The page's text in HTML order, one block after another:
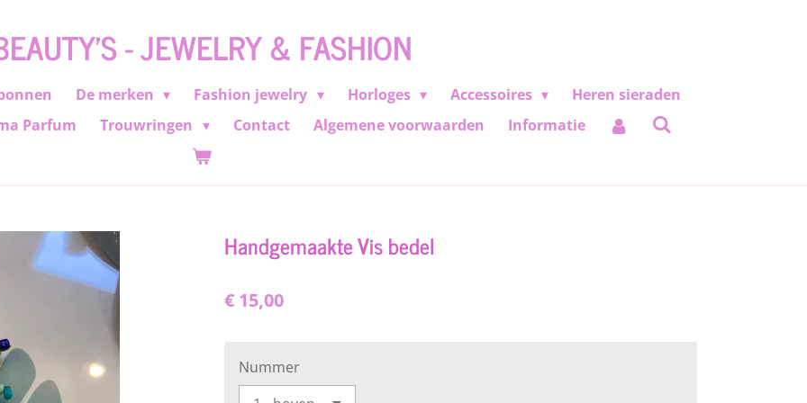
- JEWELRY & FASHION
De merken Fashion jewelry Horloges Accessoires
Heren sieraden
Parfum Trouwringen Contact Algemene voorwaarden Informatie
Handgemaakte Vis bedel
€ 15,00
Nummer